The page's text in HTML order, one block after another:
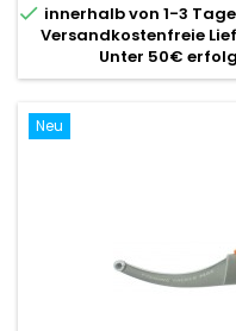
 innerhalb von 1-3
Versandkostenfreie
Unter 50€
Neu